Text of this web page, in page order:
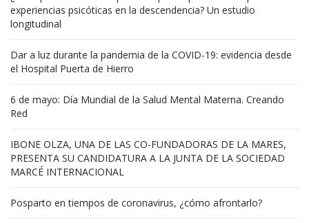
experiencias psicóticas en la descendencia? Un estudio
longitudinal
Dar a luz durante la pandemia de la COVID-19: evidencia desde
el Hospital Puerta de Hierro
6 de mayo: Día Mundial de la Salud Mental Materna. Creando
Red
IBONE OLZA, UNA DE LAS CO-FUNDADORAS DE LA MARES,
PRESENTA SU CANDIDATURA A LA JUNTA DE LA SOCIEDAD
MARCÉ INTERNACIONAL
Posparto en tiempos de coronavirus, ¿cómo afrontarlo?